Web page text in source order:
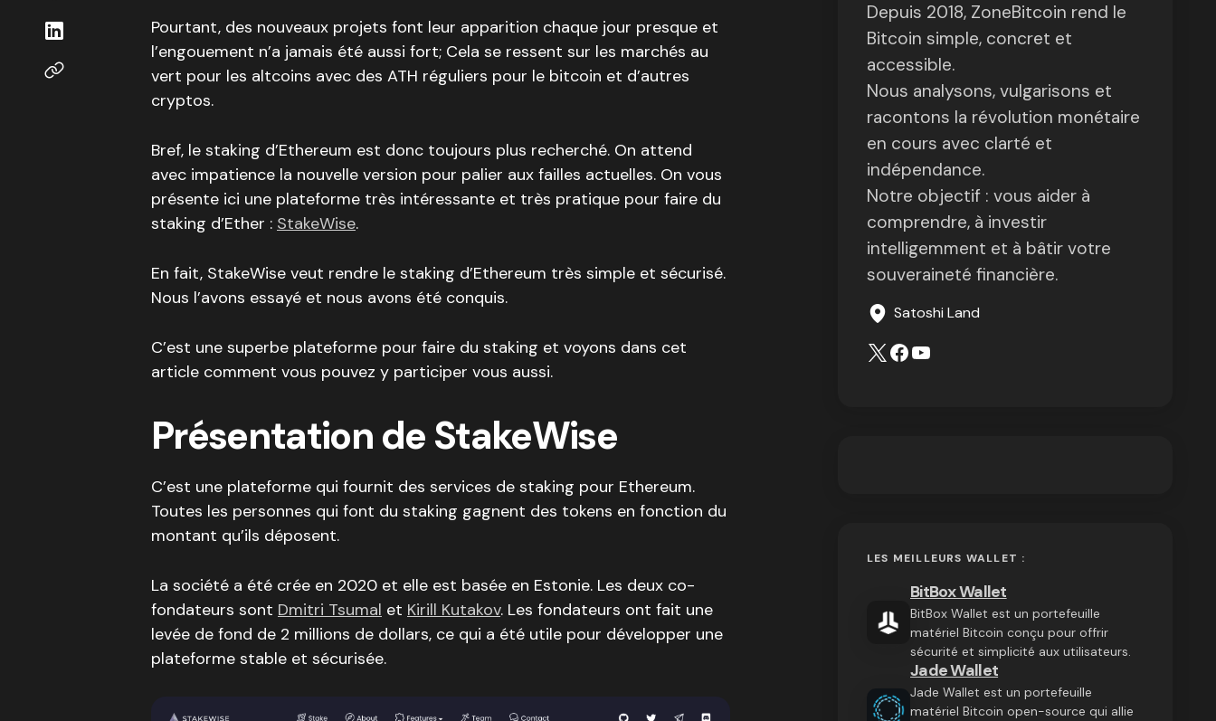
Pourtant, des nouveaux projets font leur apparition chaque jour presque et
l’engouement n’a jamais été aussi fort; Cela se ressent sur les marchés au
vert pour les altcoins avec des ATH réguliers pour le bitcoin et d’autres
cryptos.
Bref, le staking d’Ethereum est donc toujours plus recherché. On attend
avec impatience la nouvelle version pour palier aux failles actuelles. On vous
présente ici une plateforme très intéressante et très pratique pour faire du
staking d’Ether : StakeWise.
En fait, StakeWise veut rendre le staking d’Ethereum très simple et sécurisé.
Nous l’avons essayé et nous avons été conquis.
C’est une superbe plateforme pour faire du staking et voyons dans cet
article comment vous pouvez y participer vous aussi.
Présentation de StakeWise
C’est une plateforme qui fournit des services de staking pour Ethereum.
Toutes les personnes qui font du staking gagnent des tokens en fonction du
montant qu’ils déposent.
La société a été crée en 2020 et elle est basée en Estonie. Les deux co-
fondateurs sont Dmitri Tsumal et Kirill Kutakov. Les fondateurs ont fait une
levée de fond de 2 millions de dollars, ce qui a été utile pour développer une
plateforme stable et sécurisée.
Depuis 2018, ZoneBitcoin rend le
Bitcoin simple, concret et
accessible.
Nous analysons, vulgarisons et
racontons la révolution monétaire
en cours avec clarté et
indépendance.
Notre objectif : vous aider à
comprendre, à investir
intelligemment et à bâtir votre
souveraineté financière.
Satoshi Land
LES MEILLEURS WALLET :
BitBox Wallet
BitBox Wallet est un portefeuille
matériel Bitcoin conçu pour offrir
sécurité et simplicité aux utilisateurs.
Jade Wallet
Jade Wallet est un portefeuille
matériel Bitcoin open-source qui allie